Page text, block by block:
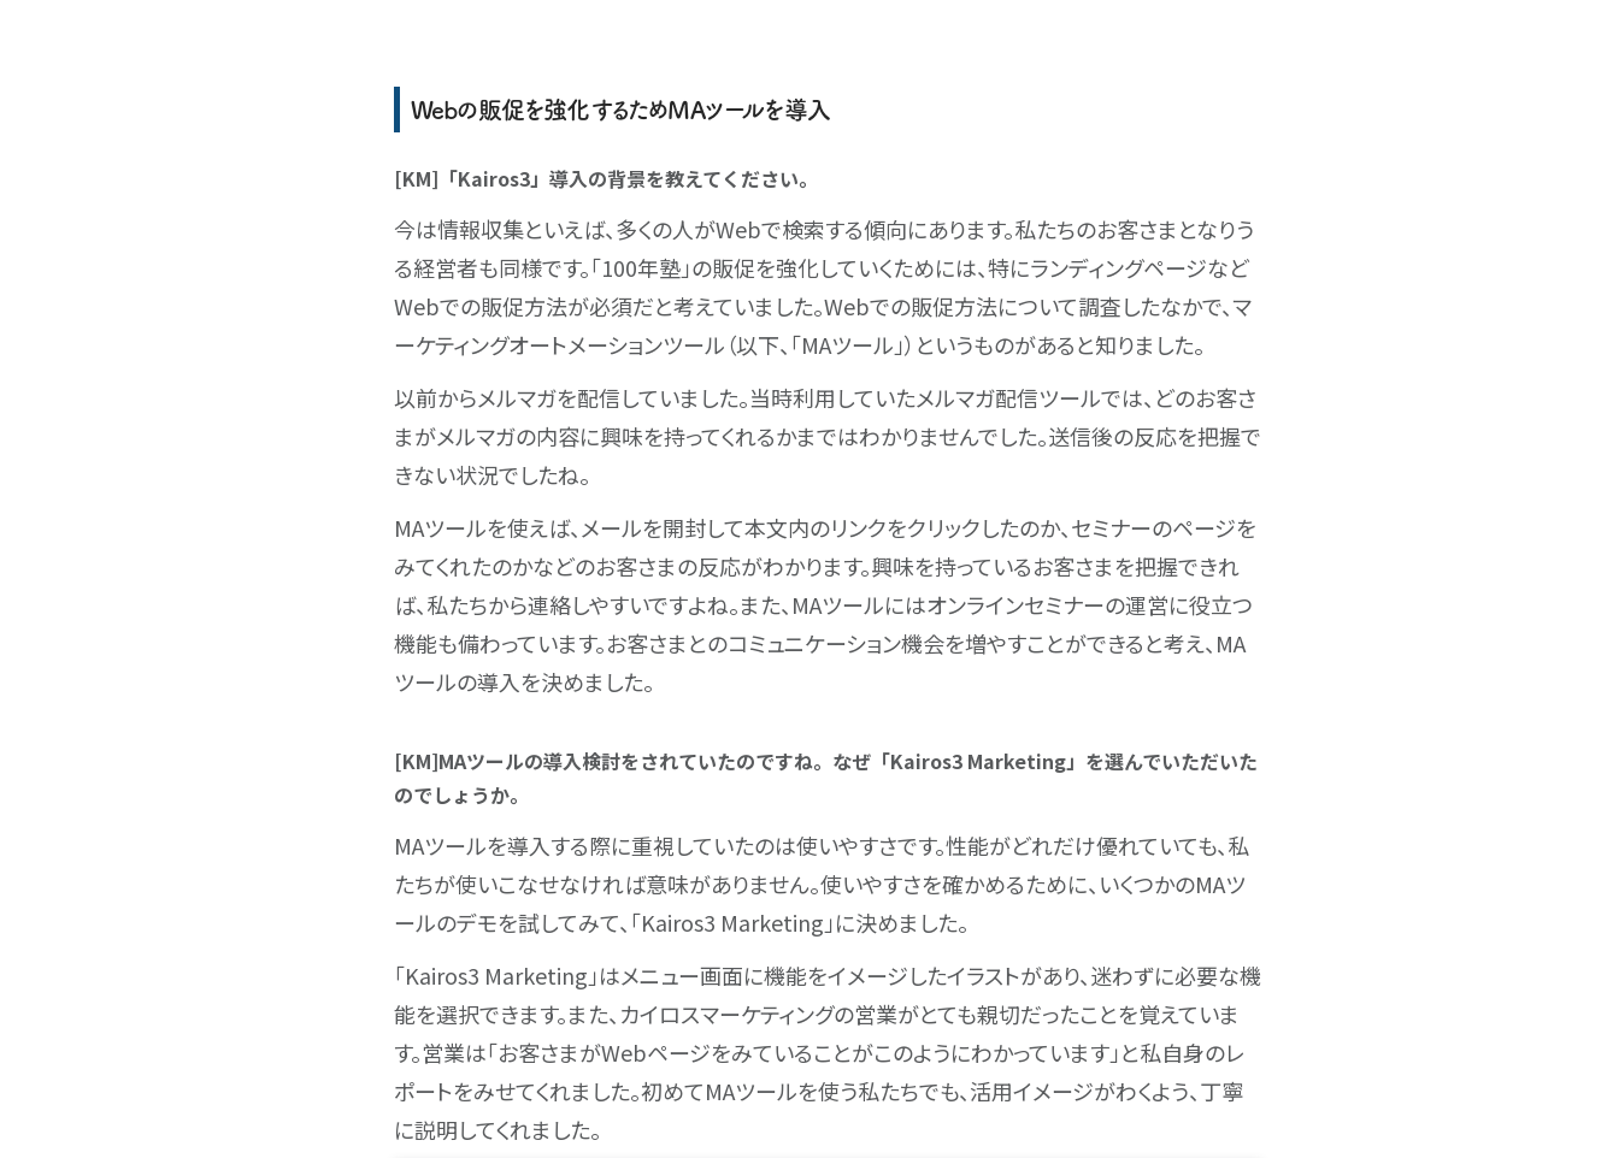
Webの販促を強化するためMAツールを導入
[KM]「Kairos3」導入の背景を教えてください。
今は情報収集といえば、多くの人がWebで検索する傾向にあります。私たちのお客さまとなりう
る経営者も同様です。「100年塾」の販促を強化していくためには、特にランディングページなど
Webでの販促方法が必須だと考えていました。Webでの販促方法について調査したなかで、マ
ーケティングオートメーションツール（以下、「MAツール」）というものがあると知りました。
以前からメルマガを配信していました。当時利用していたメルマガ配信ツールでは、どのお客さ
まがメルマガの内容に興味を持ってくれるかまではわかりませんでした。送信後の反応を把握で
きない状況でしたね。
MAツールを使えば、メールを開封して本文内のリンクをクリックしたのか、セミナーのページを
みてくれたのかなどのお客さまの反応がわかります。興味を持っているお客さまを把握できれ
ば、私たちから連絡しやすいですよね。また、MAツールにはオンラインセミナーの運営に役立つ
機能も備わっています。お客さまとのコミュニケーション機会を増やすことができると考え、MA
ツールの導入を決めました。
[KM]MAツールの導入検討をされていたのですね。なぜ「Kairos3 Marketing」を選んでいただいた
のでしょうか。
MAツールを導入する際に重視していたのは使いやすさです。性能がどれだけ優れていても、私
たちが使いこなせなければ意味がありません。使いやすさを確かめるために、いくつかのMAツ
ールのデモを試してみて、「Kairos3 Marketing」に決めました。
「Kairos3 Marketing」はメニュー画面に機能をイメージしたイラストがあり、迷わずに必要な機
能を選択できます。また、カイロスマーケティングの営業がとても親切だったことを覚えていま
す。営業は「お客さまがWebページをみていることがこのようにわかっています」と私自身のレ
ポートをみせてくれました。初めてMAツールを使う私たちでも、活用イメージがわくよう、丁寧
に説明してくれました。